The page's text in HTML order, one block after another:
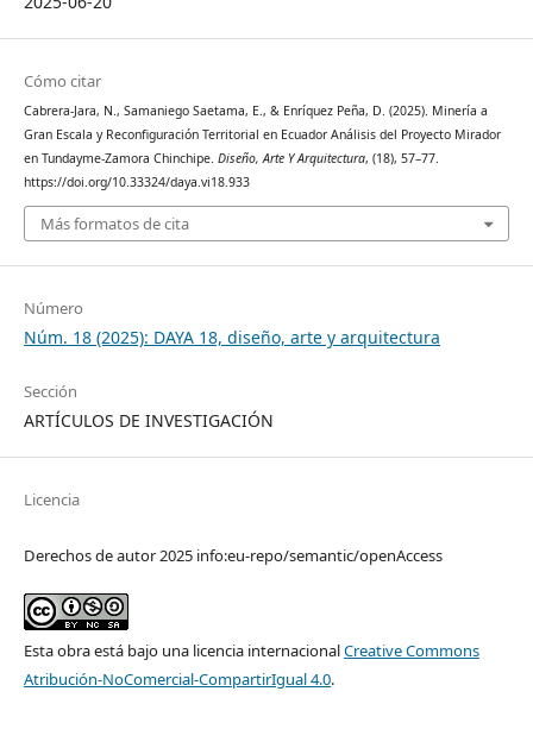
Cómo citar
Cabrera-Jara, N., Samaniego Saetama, E., & Enríquez Peña, D. (2025). Minería a
Gran Escala y Reconfiguración Territorial en Ecuador Análisis del Proyecto Mirador
en Tundayme-Zamora Chinchipe. Diseño, Arte Y Arquitectura, (18), 57–77.
https://doi.org/10.33324/daya.vi18.933
Más formatos de cita
Número
Núm. 18 (2025): DAYA 18, diseño, arte y arquitectura
Sección
ARTÍCULOS DE INVESTIGACIÓN
Licencia
Derechos de autor 2025 info:eu-repo/semantic/openAccess
Esta obra está bajo una licencia internacionalCreative Commons
Atribución-NoComercial-CompartirIgual 4.0.